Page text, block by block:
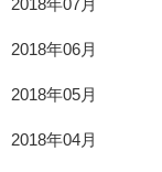
2018年06月
2018年05月
2018年04月